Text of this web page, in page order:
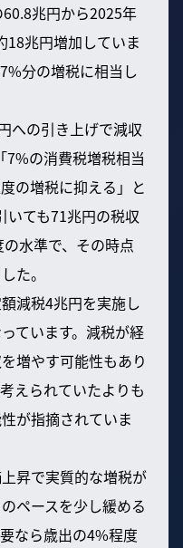
兆円から2025年
18兆円増加していま
分の増税に相当し
への引き上げで減収
7%の消費税増税相当
の増税に抑える」と
いても71兆円の税収
水準で、その時点
た。
減税4兆円を実施し
ています。減税が経
増やす可能性もあり
えられていたよりも
が指摘されていま
昇で実質的な増税が
ペースを少し緩める
なら歳出の4%程度